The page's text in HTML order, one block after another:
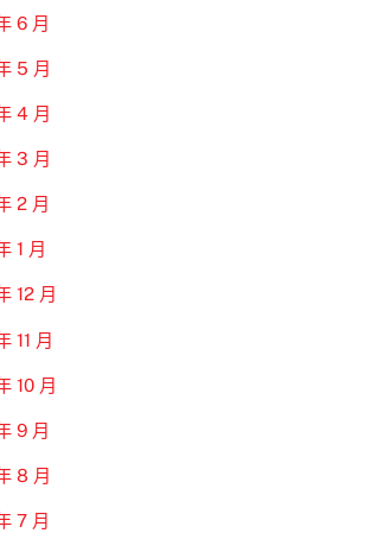
6 月
5 月
4 月
3 月
2 月
1 月
12 月
11 月
10 月
9 月
8 月
7 月